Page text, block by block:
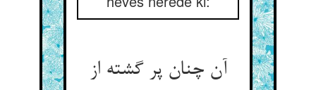
آن چنان پر گشته از